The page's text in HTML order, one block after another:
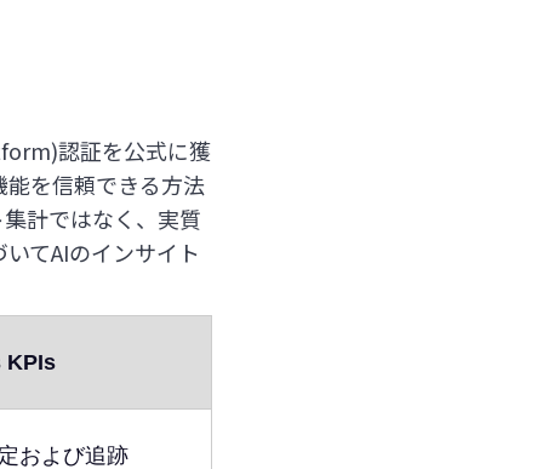
認証を公式に獲
を信頼できる方法
計ではなく、実質
てAIのインサイト
KPIs
および追跡